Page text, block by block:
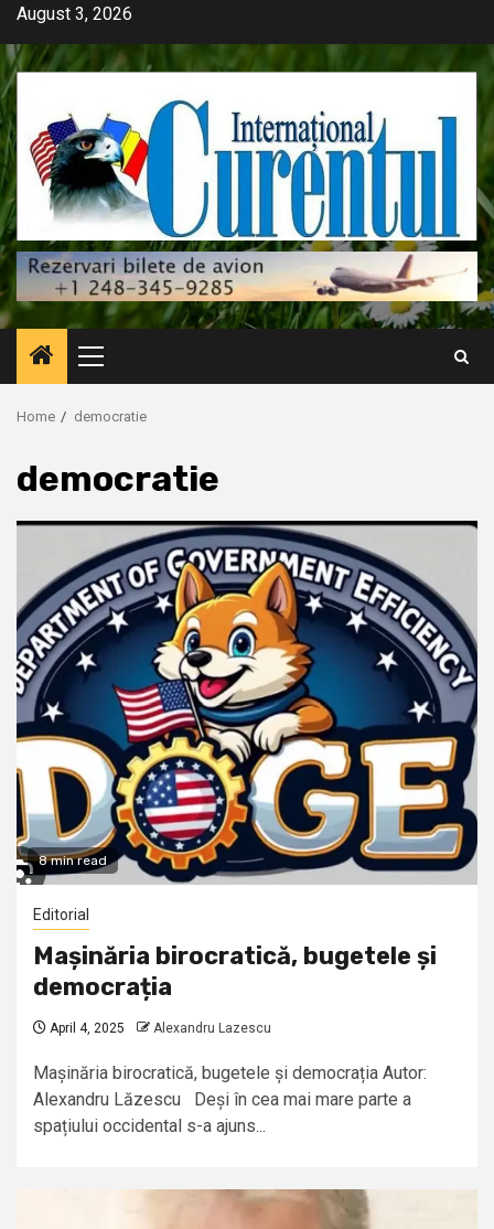
Skip
content
August 3, 2026
Primary
Menu
Home democratie
democratie
8 min read
Editorial
Mașinăria birocratică, bugetele și
democrația
April 4, 2025 Alexandru Lazescu
Mașinăria birocratică, bugetele și democrația Autor:
Alexandru Lăzescu Deși în cea mai mare parte a
spațiului occidental s-a ajuns...